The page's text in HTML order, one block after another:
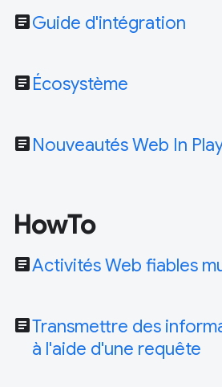
articleGuide d'intégration
article Écosystème
article Nouveautés Web In
HowTo
articleActivités Web fiables
articleTransmettre des
à l'aide d'une requête